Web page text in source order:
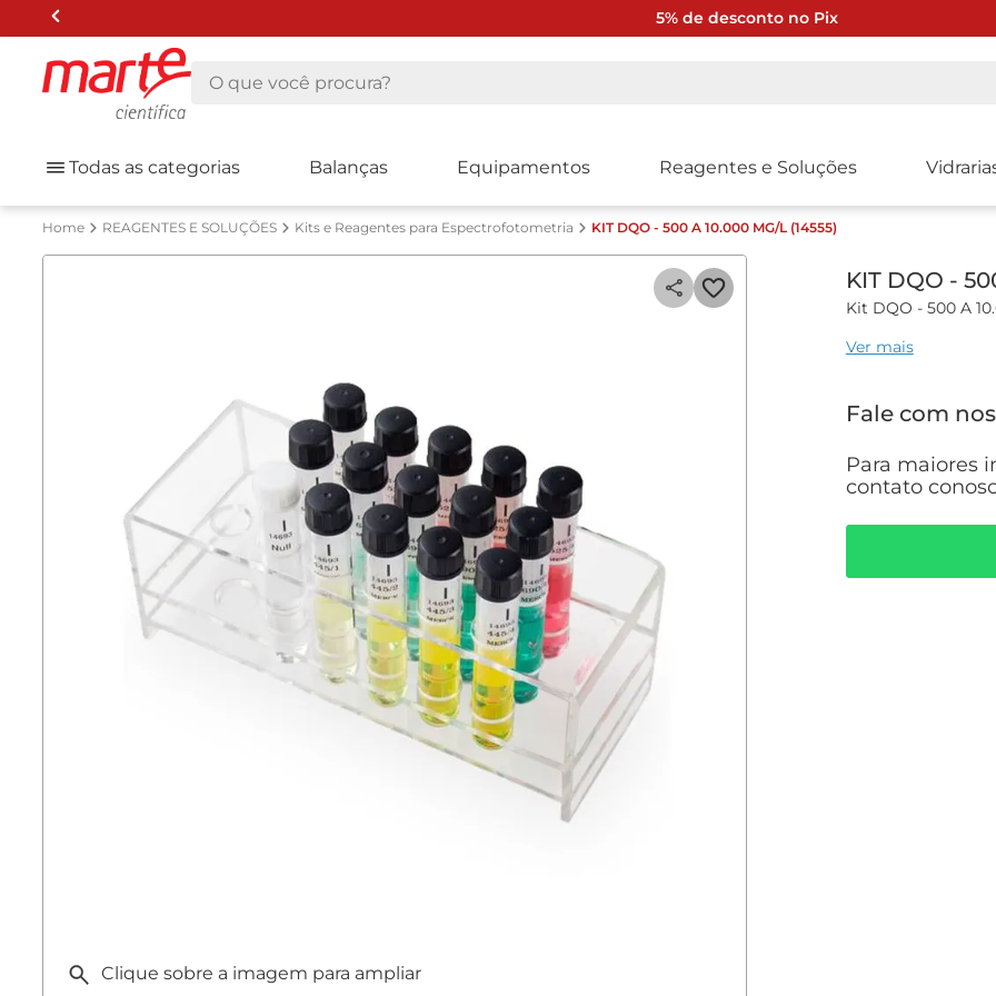
5% de desconto no Pix
O que você procura?
Todas as categorias Balanças Equipamentos Reagentes e Soluções
REAGENTES E SOLUÇÕES Kits e Reagentes para Espectrofotometria KIT DQO - 500 A 10.000 MG/L (14555)
KIT DQO -
Kit DQO - 500 A
Kit para análise de
• Tipo de Cubeta:
• Volume
• Número de
PART NUMBER
PART NUMBER
Ver mais
Fale com
Para maiores
contato